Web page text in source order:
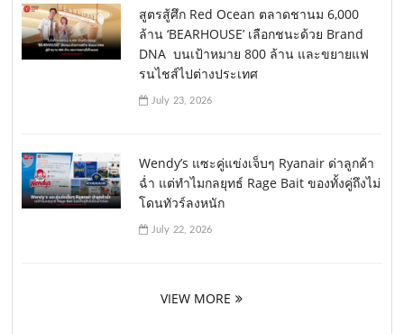
สูตรสู้ศึก Red Ocean ตลาดชานม 6,000
ล้าน ‘BEARHOUSE’ เลือกชนะด้วย Brand
DNA บนเป้าหมาย 800 ล้าน และขยายแฟ
รนไชส์ไปต่างประเทศ
July 23, 2026
Wendy’s แซะคู่แข่งเจ็บๆ Ryanair ด่าลูกค้า
ฉ่ำ แต่ทำไมกลยุทธ์ Rage Bait ของทั้งคู่ถึงไม่
โดนทัวร์ลงหนัก
July 22, 2026
VIEW MORE